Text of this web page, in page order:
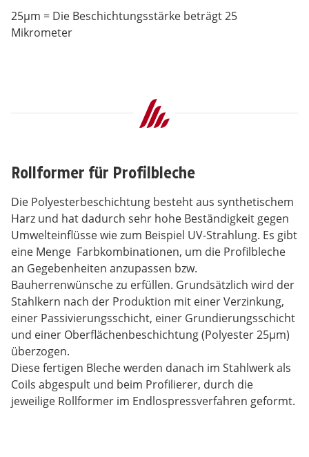
25µm = Die Beschichtungsstärke beträgt 25
Mikrometer
Rollformer für Profilbleche
Die Polyesterbeschichtung besteht aus synthetischem
Harz und hat dadurch sehr hohe Beständigkeit gegen
Umwelteinflüsse wie zum Beispiel UV-Strahlung. Es gibt
eine Menge Farbkombinationen, um die Profilbleche
an Gegebenheiten anzupassen bzw.
Bauherrenwünsche zu erfüllen. Grundsätzlich wird der
Stahlkern nach der Produktion mit einer Verzinkung,
einer Passivierungsschicht, einer Grundierungsschicht
und einer Oberflächenbeschichtung (Polyester 25µm)
überzogen.
Diese fertigen Bleche werden danach im Stahlwerk als
Coils abgespult und beim Profilierer, durch die
jeweilige Rollformer im Endlospressverfahren geformt.